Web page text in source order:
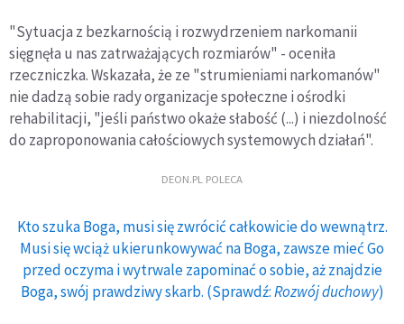
"Sytuacja z bezkarnością i rozwydrzeniem narkomanii
sięgnęła u nas zatrważających rozmiarów" - oceniła
rzeczniczka. Wskazała, że ze "strumieniami narkomanów"
nie dadzą sobie rady organizacje społeczne i ośrodki
rehabilitacji, "jeśli państwo okaże słabość (...) i niezdolność
do zaproponowania całościowych systemowych działań".
DEON.PL POLECA
Kto szuka Boga, musi się zwrócić całkowicie do wewnątrz.
Musi się wciąż ukierunkowywać na Boga, zawsze mieć Go
przed oczyma i wytrwale zapominać o sobie, aż znajdzie
Boga, swój prawdziwy skarb. (Sprawdź:Rozwój duchowy)